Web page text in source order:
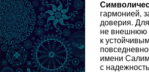
гармонией,
доверия.
не внешнюю
к
имени
с